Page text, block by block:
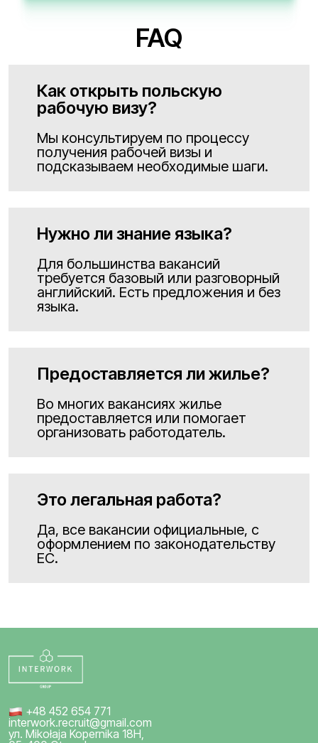
FAQ
Как открыть польскую
рабочую визу?
Мы консультируем по процессу
получения рабочей визы и
подсказываем необходимые шаги.
Нужно ли знание языка?
Для большинства вакансий
требуется базовый или разговорный
английский. Есть предложения и без
языка.
Предоставляется ли жилье?
Во многих вакансиях жилье
предоставляется или помогает
организовать работодатель.
Это легальная работа?
Да, все вакансии официальные, с
оформлением по законодательству
ЕС.
+48 452 654 771
interwork.recruit@gmail.com
ул. Mikołaja Kopernika 18H,